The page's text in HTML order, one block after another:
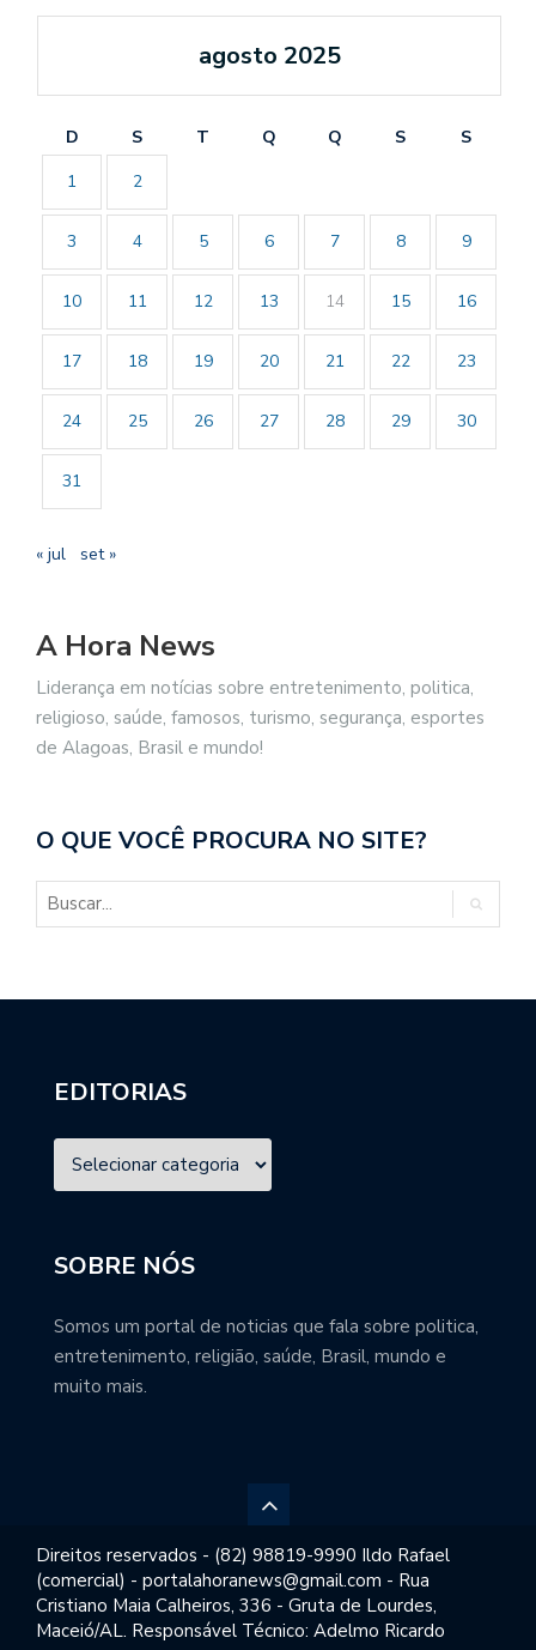
agosto 2025
D S T Q Q S
S
1
2
3 4 5 6 7 8 9
10 11 12 13 14 15 16
17 18 19 20 21 22 23
24 25 26 27 28 29 30
31
« jul set »
A Hora News
Liderança em notícias sobre entretenimento, politica,
religioso, saúde, famosos, turismo, segurança, esportes
de Alagoas, Brasil e mundo!
O QUE VOCÊ PROCURA NO SITE?
EDITORIAS
SOBRE NÓS
Somos um portal de noticias que fala sobre politica,
entretenimento, religião, saúde, Brasil, mundo e
muito mais.
Direitos reservados - (82) 98819-9990 Ildo Rafael
(comercial) - portalahoranews@gmail.com - Rua
Cristiano Maia Calheiros, 336 - Gruta de Lourdes,
Maceió/AL. Responsável Técnico: Adelmo Ricardo